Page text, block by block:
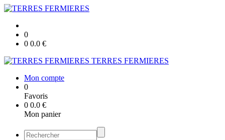
0
0 0.0 €
TERRES FERMIERES
Mon compte
0
Favoris
0 0.0 €
Mon panier